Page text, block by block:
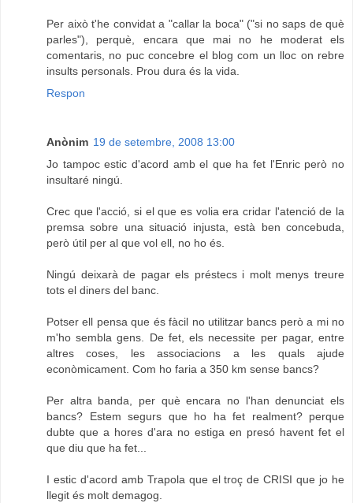
Per això t'he convidat a "callar la boca" ("si no saps de què
parles"), perquè, encara que mai no he moderat els
comentaris, no puc concebre el blog com un lloc on rebre
insults personals. Prou dura és la vida.
Respon
Anònim 19 de setembre, 2008 13:00
Jo tampoc estic d'acord amb el que ha fet l'Enric però no
insultaré ningú.
Crec que l'acció, si el que es volia era cridar l'atenció de la
premsa sobre una situació injusta, està ben concebuda,
però útil per al que vol ell, no ho és.
Ningú deixarà de pagar els préstecs i molt menys treure
tots el diners del banc.
Potser ell pensa que és fàcil no utilitzar bancs però a mi no
m'ho sembla gens. De fet, els necessite per pagar, entre
altres coses, les associacions a les quals ajude
econòmicament. Com ho faria a 350 km sense bancs?
Per altra banda, per què encara no l'han denunciat els
bancs? Estem segurs que ho ha fet realment? perque
dubte que a hores d'ara no estiga en presó havent fet el
que diu que ha fet...
I estic d'acord amb Trapola que el troç de CRISI que jo he
llegit és molt demagog.